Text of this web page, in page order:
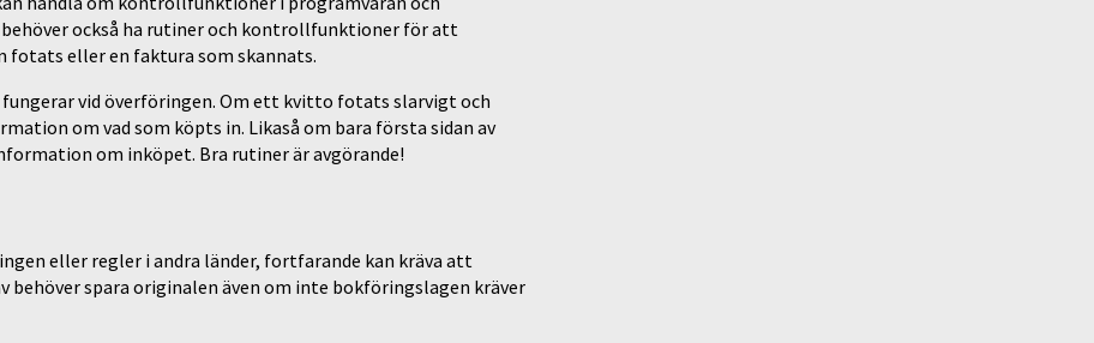
också ha rutiner och kontrollfunktioner för att
eller en faktura som skannats.
vid överföringen. Om ett kvitto fotats slarvigt och
om vad som köpts in. Likaså om bara första sidan av
om inköpet. Bra rutiner är avgörande!
eller regler i andra länder, fortfarande kan kräva att
behöver spara originalen även om inte bokföringslagen kräver